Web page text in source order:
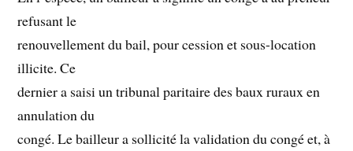
refusant le
renouvellement du bail, pour cession et sous-location
illicite. Ce
dernier a saisi un tribunal paritaire des baux ruraux en
annulation du
congé. Le bailleur a sollicité la validation du congé et, à